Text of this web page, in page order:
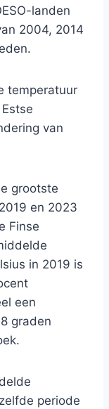
landen
2004, 2014
temperatuur
van
grootste
en 2023
Finse
in 2019 is
een
graden
periode